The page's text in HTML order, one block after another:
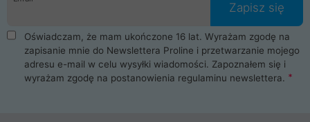
ProLine to czysta przyjemność i pełne bezpieczeństwo.
Zaopatrzysz się u nas w akcesoria i części komputerowe
takie jak procesory, karty graficzne, płyty główne, pamięci,
dyski SSD, M.2 oraz HDD. Nasi pracownicy pomogą Ci wybrać
najlepszy zasilacz komputerowy oraz obudowę do komputera.
Poza komputerami mamy również najlepsze na rynku
Smartfony takich producentów jak Xiaomi, Apple, Samsung i
Zapisz się
Oświadczam, że mam ukończone 16 lat. Wyrażam zgodę na
zapisanie mnie do Newslettera Proline i przetwarzanie mojego
adresu e-mail w celu wysyłki wiadomości. Zapoznałem się i
wyrażam zgodę na postanowienia regulaminu newslettera.